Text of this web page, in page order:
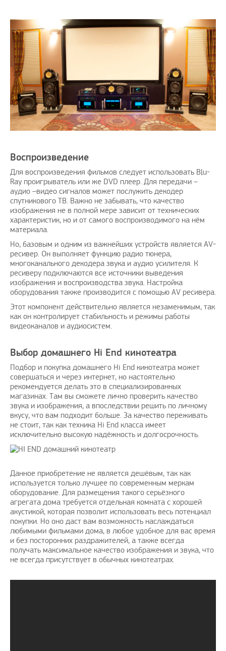
Воспроизведение
Для воспроизведения фильмов следует использовать Blu-
Ray проигрыватель или же DVD плеер. Для передачи –
аудио –видео сигналов может послужить декодер
спутникового ТВ. Важно не забывать, что качество
изображения не в полной мере зависит от технических
характеристик, но и от самого воспроизводимого на нём
материала.
Но, базовым и одним из важнейших устройств является AV-
ресивер. Он выполняет функцию радио тюнера,
многоканального декодера звука и аудио усилителя. К
ресиверу подключаются все источники выведения
изображения и воспроизводства звука. Настройка
оборудования также производится с помощью AV ресивера.
Этот компонент действительно является незаменимым, так
как он контролирует стабильность и режимы работы
видеоканалов и аудиосистем.
Выбор домашнего Hi End кинотеатра
Подбор и покупка домашнего Hi End кинотеатра может
совершаться и через интернет, но настоятельно
рекомендуется делать это в специализированных
магазинах. Там вы сможете лично проверить качество
звука и изображения, а впоследствии решить по личному
вкусу, что вам подходит больше. За качество переживать
не стоит, так как техника Hi End класса имеет
исключительно высокую надёжность и долгосрочность.
Данное приобретение не является дешёвым, так как
используется только лучшее по современным меркам
оборудование. Для размещения такого серьёзного
агрегата дома требуется отдельная комната с хорошей
акустикой, которая позволит использовать весь потенциал
покупки. Но оно даст вам возможность наслаждаться
любимыми фильмами дома, в любое удобное для вас время
и без посторонних раздражителей, а также всегда
получать максимальное качество изображения и звука, что
не всегда присутствует в обычных кинотеатрах.